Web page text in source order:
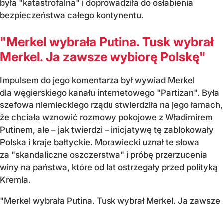
była "katastrofalna" i doprowadziła do osłabienia
bezpieczeństwa całego kontynentu.
"Merkel wybrała Putina. Tusk wybrał
Merkel. Ja zawsze wybiorę Polskę"
Impulsem do jego komentarza był wywiad Merkel
dla węgierskiego kanału internetowego "Partizan". Była
szefowa niemieckiego rządu stwierdziła na jego łamach,
że chciała wznowić rozmowy pokojowe z Władimirem
Putinem, ale – jak twierdzi – inicjatywę tę zablokowały
Polska i kraje bałtyckie. Morawiecki uznał te słowa
za "skandaliczne oszczerstwa" i próbę przerzucenia
winy na państwa, które od lat ostrzegały przed polityką
Kremla.
"Merkel wybrała Putina. Tusk wybrał Merkel. Ja zawsze